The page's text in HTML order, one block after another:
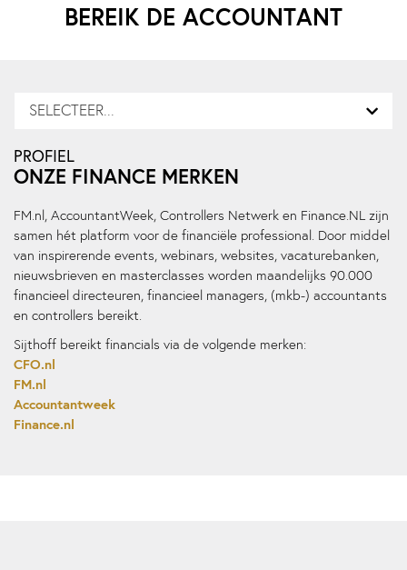
BEREIK DE ACCOUNTANT
SELECTEER...
PROFIEL
ONZE FINANCE MERKEN
FM.nl, AccountantWeek, Controllers Netwerk en Finance.NL zijn
samen hét platform voor de financiële professional. Door middel
van inspirerende events, webinars, websites, vacaturebanken,
nieuwsbrieven en masterclasses worden maandelijks 90.000
financieel directeuren, financieel managers, (mkb-) accountants
en controllers bereikt.​
Sijthoff bereikt financials via de volgende merken:
CFO.nl
FM.nl
Accountantweek
Finance.nl